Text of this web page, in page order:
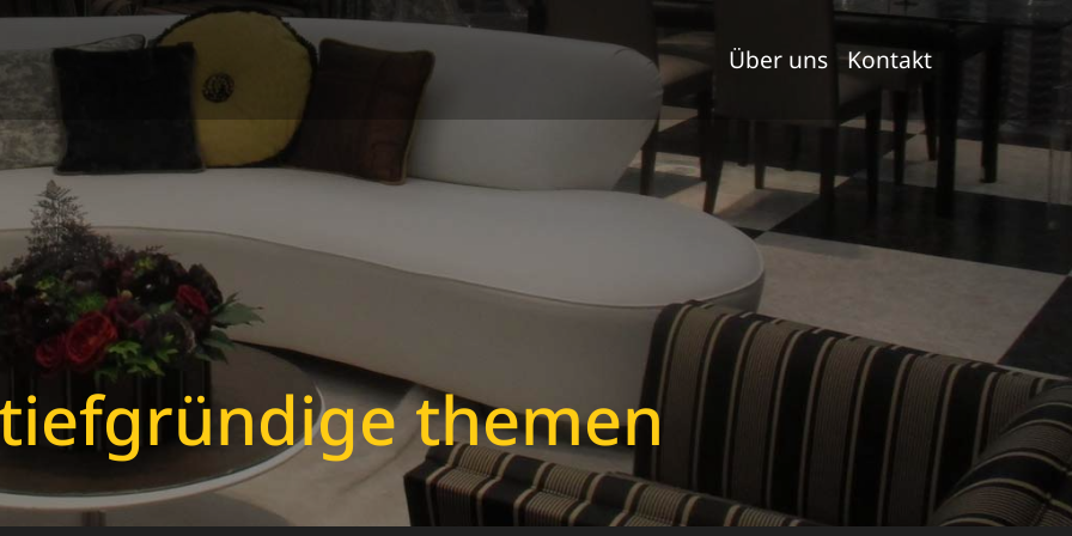
Über uns Kontakt
tiefgründige themen